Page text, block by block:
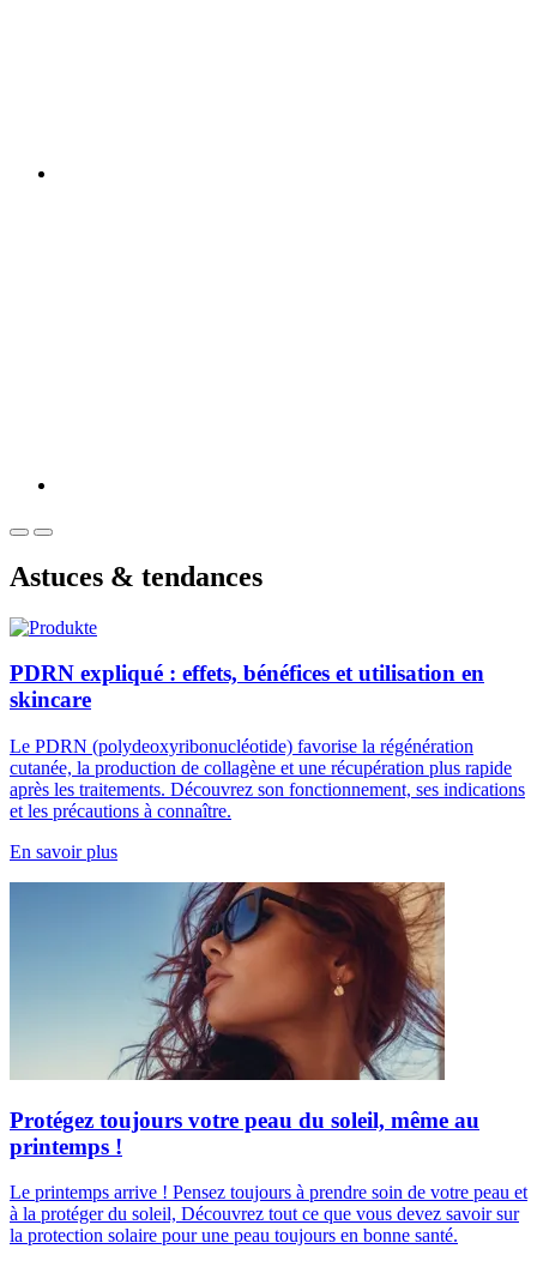
Astuces & tendances
PDRN expliqué : effets, bénéfices et utilisation en
skincare
Le PDRN (polydeoxyribonucléotide) favorise la régénération
cutanée, la production de collagène et une récupération plus rapide
après les traitements. Découvrez son fonctionnement, ses indications
et les précautions à connaître.
En savoir plus
Protégez toujours votre peau du soleil, même au
printemps !
Le printemps arrive ! Pensez toujours à prendre soin de votre peau et
à la protéger du soleil, Découvrez tout ce que vous devez savoir sur
la protection solaire pour une peau toujours en bonne santé.